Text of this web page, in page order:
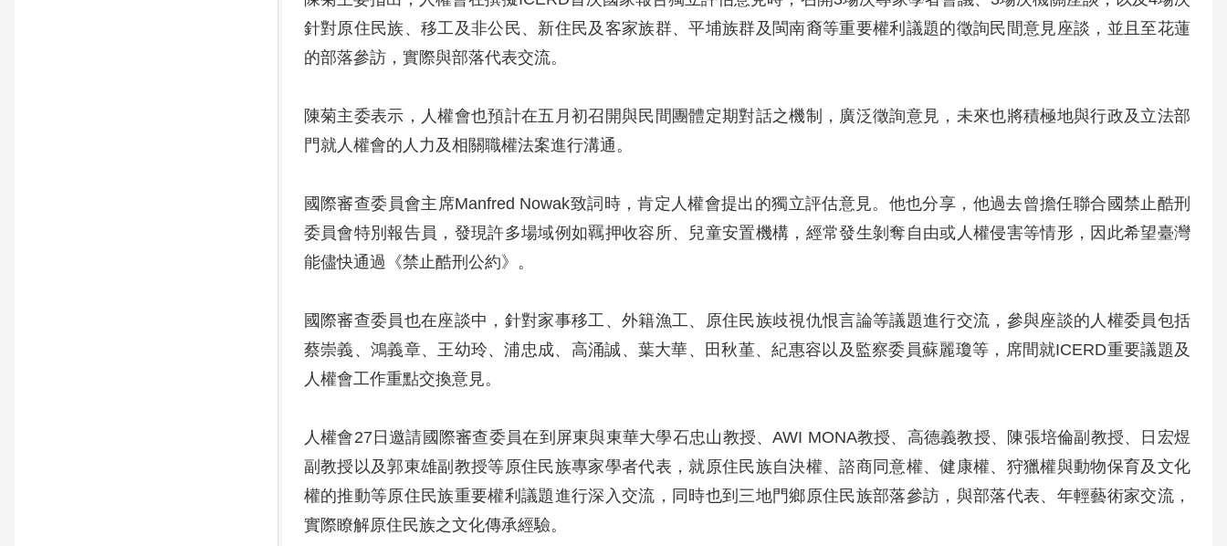
針對原住民族、移工及非公民、新住民及客家族群、平埔族群及閩南裔等重要權利議題的徵詢民間意見座談，並且至花蓮
的部落參訪，實際與部落代表交流。
陳菊主委表示，人權會也預計在五月初召開與民間團體定期對話之機制，廣泛徵詢意見，未來也將積極地與行政及立法部
門就人權會的人力及相關職權法案進行溝通。
國際審查委員會主席Manfred Nowak致詞時，肯定人權會提出的獨立評估意見。他也分享，他過去曾擔任聯合國禁止酷刑
委員會特別報告員，發現許多場域例如羈押收容所、兒童安置機構，經常發生剝奪自由或人權侵害等情形，因此希望臺灣
能儘快通過《禁止酷刑公約》。
國際審查委員也在座談中，針對家事移工、外籍漁工、原住民族歧視仇恨言論等議題進行交流，參與座談的人權委員包括
蔡崇義、鴻義章、王幼玲、浦忠成、高涌誠、葉大華、田秋堇、紀惠容以及監察委員蘇麗瓊等，席間就ICERD重要議題及
人權會工作重點交換意見。
人權會27日邀請國際審查委員在到屏東與東華大學石忠山教授、AWI MONA教授、高德義教授、陳張培倫副教授、日宏煜
副教授以及郭東雄副教授等原住民族專家學者代表，就原住民族自決權、諮商同意權、健康權、狩獵權與動物保育及文化
權的推動等原住民族重要權利議題進行深入交流，同時也到三地門鄉原住民族部落參訪，與部落代表、年輕藝術家交流，
實際瞭解原住民族之文化傳承經驗。